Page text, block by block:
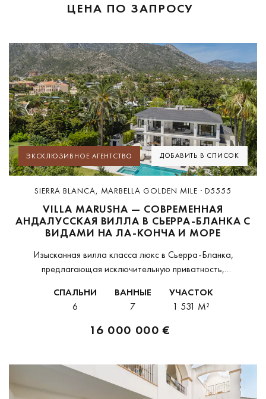
ЦЕНА ПО ЗАПРОСУ
ДОБАВИТЬ В СПИСОК
Previous Next
ЭКСКЛЮЗИВНОЕ АГЕНТСТВО
SIERRA BLANCA, MARBELLA GOLDEN MILE · D5555
VILLA MARUSHA — СОВРЕМЕННАЯ
АНДАЛУССКАЯ ВИЛЛА В СЬЕРРА-БЛАНКА С
ВИДАМИ НА ЛА-КОНЧА И МОРЕ
Изысканная вилла класса люкс в Сьерра-Бланка,
предлагающая исключительную приватность,
в одном из самых престижных закрытых сообществ
Марбельи.Эта великолепная вилла расположена в одном из
наиболее...
СПАЛЬНИ
6
ВАННЫЕ
7
УЧАСТОК
1 531 M²
16 000 000 €